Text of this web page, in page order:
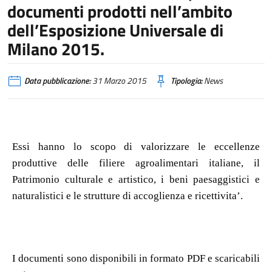
documenti prodotti nell’ambito
dell’Esposizione Universale di
Milano 2015.
Data pubblicazione:31 Marzo 2015 Tipologia:News
Essi hanno lo scopo di valorizzare le eccellenze
produttive delle filiere agroalimentari italiane, il
Patrimonio culturale e artistico, i beni paesaggistici e
naturalistici e le strutture di accoglienza e ricettivita’.
I documenti sono disponibili in formato PDF e scaricabili